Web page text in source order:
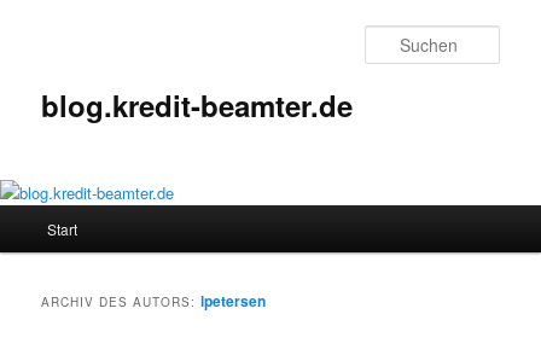
blog.kredit-beamter.de
Start
ARCHIV DES AUTORS: lpetersen